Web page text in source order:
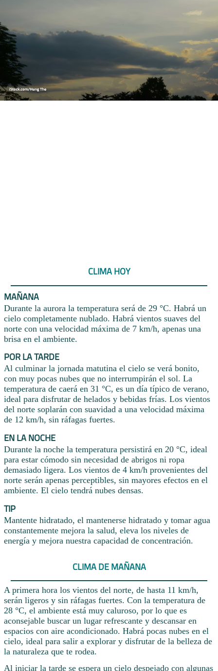
CLIMA HOY
MAÑANA
Durante la aurora la temperatura será de 29 °C. Habrá un
cielo completamente nublado. Habrá vientos suaves del
norte con una velocidad máxima de 7 km/h, apenas una
brisa en el ambiente.
POR LA TARDE
Al culminar la jornada matutina el cielo se verá bonito,
con muy pocas nubes que no interrumpirán el sol. La
temperatura de caerá en 31 °C, es un día típico de verano,
ideal para disfrutar de helados y bebidas frías. Los vientos
del norte soplarán con suavidad a una velocidad máxima
de 12 km/h, sin ráfagas fuertes.
EN LA NOCHE
Durante la noche la temperatura persistirá en 20 °C, ideal
para estar cómodo sin necesidad de abrigos ni ropa
demasiado ligera. Los vientos de 4 km/h provenientes del
norte serán apenas perceptibles, sin mayores efectos en el
ambiente. El cielo tendrá nubes densas.
TIP
Mantente hidratado, el mantenerse hidratado y tomar agua
constantemente mejora la salud, eleva los niveles de
energía y mejora nuestra capacidad de concentración.
CLIMA DE MAÑANA
A primera hora los vientos del norte, de hasta 11 km/h,
serán ligeros y sin ráfagas fuertes. Con la temperatura de
28 °C, el ambiente está muy caluroso, por lo que es
aconsejable buscar un lugar refrescante y descansar en
espacios con aire acondicionado. Habrá pocas nubes en el
cielo, ideal para salir a explorar y disfrutar de la belleza de
la naturaleza que te rodea.
Al iniciar la tarde se espera un cielo despejado con algunas